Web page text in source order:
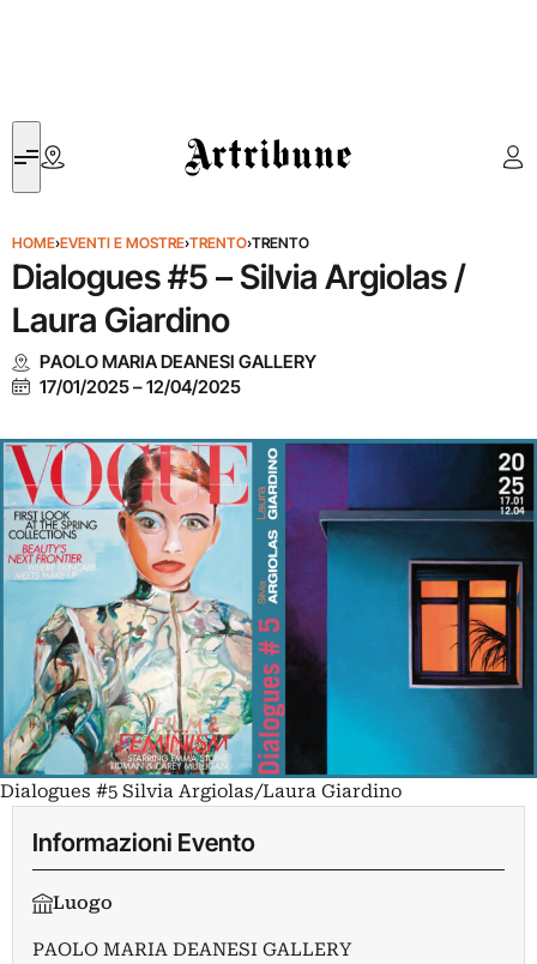
Artribune
HOME›EVENTI E MOSTRE›TRENTO›TRENTO
Dialogues #5 – Silvia Argiolas /
Laura Giardino
PAOLO MARIA DEANESI GALLERY
17/01/2025–12/04/2025
Dialogues #5 Silvia Argiolas/Laura Giardino
Informazioni Evento
Luogo
PAOLO MARIA DEANESI GALLERY